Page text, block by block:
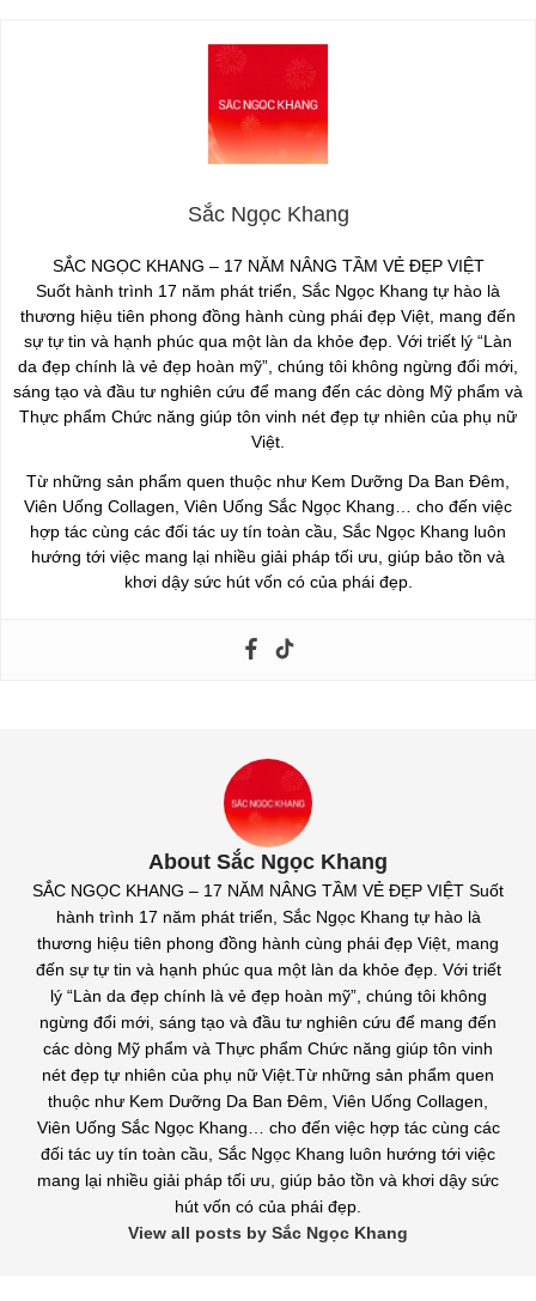
Sắc Ngọc Khang
SẮC NGỌC KHANG – 17 NĂM NÂNG TẦM VẺ ĐẸP VIỆT
Suốt hành trình 17 năm phát triển, Sắc Ngọc Khang tự hào là
thương hiệu tiên phong đồng hành cùng phái đẹp Việt, mang đến
sự tự tin và hạnh phúc qua một làn da khỏe đẹp. Với triết lý “Làn
da đẹp chính là vẻ đẹp hoàn mỹ”, chúng tôi không ngừng đổi mới,
sáng tạo và đầu tư nghiên cứu để mang đến các dòng Mỹ phẩm và
Thực phẩm Chức năng giúp tôn vinh nét đẹp tự nhiên của phụ nữ
Việt.
Từ những sản phẩm quen thuộc như Kem Dưỡng Da Ban Đêm,
Viên Uống Collagen, Viên Uống Sắc Ngọc Khang… cho đến việc
hợp tác cùng các đối tác uy tín toàn cầu, Sắc Ngọc Khang luôn
hướng tới việc mang lại nhiều giải pháp tối ưu, giúp bảo tồn và
khơi dậy sức hút vốn có của phái đẹp.
About Sắc Ngọc Khang
SẮC NGỌC KHANG – 17 NĂM NÂNG TẦM VẺ ĐẸP VIỆT Suốt
hành trình 17 năm phát triển, Sắc Ngọc Khang tự hào là
thương hiệu tiên phong đồng hành cùng phái đẹp Việt, mang
đến sự tự tin và hạnh phúc qua một làn da khỏe đẹp. Với triết
lý “Làn da đẹp chính là vẻ đẹp hoàn mỹ”, chúng tôi không
ngừng đổi mới, sáng tạo và đầu tư nghiên cứu để mang đến
các dòng Mỹ phẩm và Thực phẩm Chức năng giúp tôn vinh
nét đẹp tự nhiên của phụ nữ Việt.Từ những sản phẩm quen
thuộc như Kem Dưỡng Da Ban Đêm, Viên Uống Collagen,
Viên Uống Sắc Ngọc Khang… cho đến việc hợp tác cùng các
đối tác uy tín toàn cầu, Sắc Ngọc Khang luôn hướng tới việc
mang lại nhiều giải pháp tối ưu, giúp bảo tồn và khơi dậy sức
hút vốn có của phái đẹp.
View all posts by Sắc Ngọc Khang